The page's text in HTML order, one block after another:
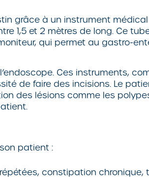
grâce à un instrument
1,5 et 2 mètres de long. Ce
qui permet au gastro-
Ces instruments,
de faire des incisions. Le
des lésions comme les
patient :
constipation